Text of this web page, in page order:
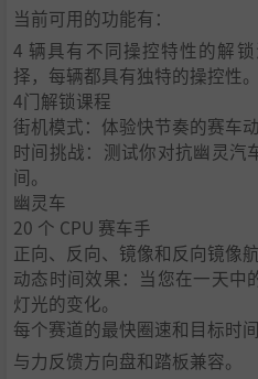
当前可用的功能有：
4 辆具有不同操控特性的解
择，每辆都具有独特的操控性。
4门解锁课程
街机模式：体验快节奏的赛车
时间挑战：测试你对抗幽灵汽
间。
幽灵车
20 个 CPU 赛车手
正向、反向、镜像和反向镜像
动态时间效果：当您在一天中
灯光的变化。
每个赛道的最快圈速和目标时
与力反馈方向盘和踏板兼容。